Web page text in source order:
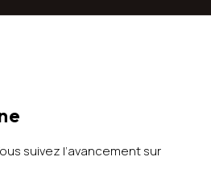
suivez l’avancement sur